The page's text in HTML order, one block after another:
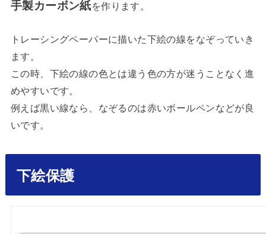
手製カーボン紙を作ります。
トレーシングペーパーに描いた下絵の線をなぞっていき
ます。
この時、下絵の線の色とは違う色の方が迷うことなく進
めやすいです。
例えば黒い線なら、なぞるのは赤いボールペンなどが良
いです。
下絵保護